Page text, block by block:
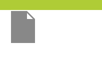
Перейти
содержимому